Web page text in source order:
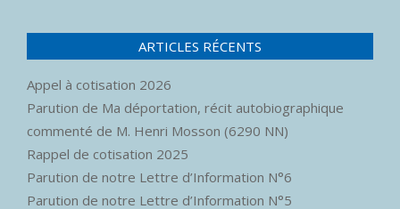
ARTICLES RÉCENTS
Appel à cotisation 2026
Parution de Ma déportation, récit autobiographique
commenté de M. Henri Mosson (6290 NN)
Rappel de cotisation 2025
Parution de notre Lettre d’Information N°6
Parution de notre Lettre d’Information N°5